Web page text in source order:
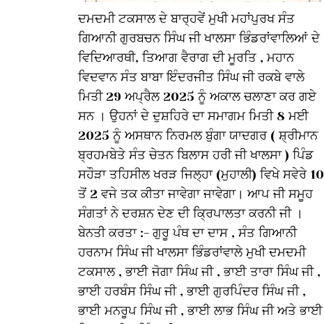
ਦਮਦਮੀ ਟਕਸਾਲ ਦੇ ਬਾਰ੍ਹਵੇਂ ਮੁਖੀ ਮਹਾਂਪੁਰਖ ਸੰਤ
ਗਿਆਨੀ ਗੁਰਬਚਨ ਸਿੰਘ ਜੀ ਖਾਲਸਾ ਭਿੰਡਰਾਂਵਾਲਿਆਂ ਦੇ
ਵਿਦਿਆਰਥੀ, ਤਿਆਗ ਵੈਰਾਗ ਦੀ ਮੂਰਤਿ , ਮਹਾਨ
ਵਿਦਵਾਨ ਸੰਤ ਬਾਬਾ ਇੰਦਰਜੀਤ ਸਿੰਘ ਜੀ ਰਕਬੇ ਵਾਲੇ
ਮਿਤੀ 29 ਅਪ੍ਰੈਲ 2025 ਨੂੰ ਅਕਾਲ ਚਲਾਣਾ ਕਰ ਗਏ
ਸਨ । ਉਹਨਾਂ ਦੇ ਦੁਸ਼ਹਿਰੇ ਦਾ ਸਮਾਗਮ ਮਿਤੀ 8 ਮਈ
2025 ਨੂੰ ਅਸਥਾਨ ਨਿਰਮਲ ਬੁੰਗਾ ਯਾਦਗਰ ( ਸ਼੍ਰੀਮਾਨ
ਬ੍ਰਹਮਬੇਤੇ ਸੰਤ ਚੇਤਨ ਬਿਲਾਸ ਹਰੀ ਜੀ ਖਾਲਸਾ ) ਪਿੰਡ
ਸਹੌੜਾ ਤਹਿਸੀਲ ਖਰੜ ਜਿਲ੍ਹਾ (ਮੁਹਾਲੀ) ਵਿਖੇ ਸਵੇਰੇ 10
ਤੋਂ 2 ਵਜੇ ਤਕ ਕੀਤਾ ਜਾਵੇਗਾ ਜਾਵੇਗਾ। ਆਪ ਜੀ ਸਮੂਹ
ਸੰਗਤਾਂ ਨੇ ਦਰਸ਼ਨ ਦੇਣ ਦੀ ਕ੍ਰਿਪਾਲਤਾ ਕਰਨੀ ਜੀ ।
ਬੇਨਤੀ ਕਰਤਾ :- ਗੁਰੂ ਪੰਥ ਦਾ ਦਾਸ , ਸੰਤ ਗਿਆਨੀ
ਹਰਨਾਮ ਸਿੰਘ ਜੀ ਖਾਲਸਾ ਭਿੰਡਰਾਂਵਾਲੇ ਮੁਖੀ ਦਮਦਮੀ
ਟਕਸਾਲ , ਭਾਈ ਜੋਗਾ ਸਿੰਘ ਜੀ , ਭਾਈ ਤਾਰਾ ਸਿੰਘ ਜੀ ,
ਭਾਈ ਹਰਬੰਸ ਸਿੰਘ ਜੀ , ਭਾਈ ਗੁਰਪਿੰਦਰ ਸਿੰਘ ਜੀ ,
ਭਾਈ ਮਨਰੂਪ ਸਿੰਘ ਜੀ , ਭਾਈ ਲਾਭ ਸਿੰਘ ਜੀ ਅਤੇ ਭਾਈ